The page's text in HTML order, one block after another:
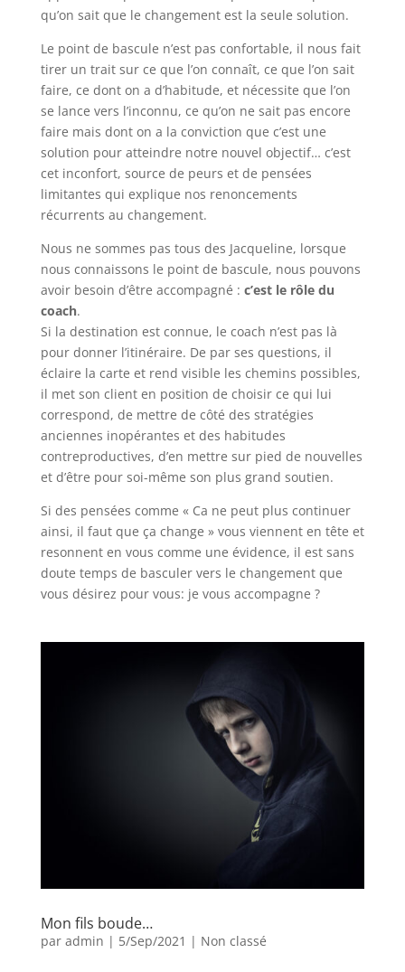
qu’on sait que le changement est la seule solution.
Le point de bascule n’est pas confortable, il nous fait
tirer un trait sur ce que l’on connaît, ce que l’on sait
faire, ce dont on a d’habitude, et nécessite que l’on
se lance vers l’inconnu, ce qu’on ne sait pas encore
faire mais dont on a la conviction que c’est une
solution pour atteindre notre nouvel objectif… c’est
cet inconfort, source de peurs et de pensées
limitantes qui explique nos renoncements
récurrents au changement.
Nous ne sommes pas tous des Jacqueline, lorsque
nous connaissons le point de bascule, nous pouvons
avoir besoin d’être accompagné : c’est le rôle du
coach.
Si la destination est connue, le coach n’est pas là
pour donner l’itinéraire. De par ses questions, il
éclaire la carte et rend visible les chemins possibles,
il met son client en position de choisir ce qui lui
correspond, de mettre de côté des stratégies
anciennes inopérantes et des habitudes
contreproductives, d’en mettre sur pied de nouvelles
et d’être pour soi-même son plus grand soutien.
Si des pensées comme « Ca ne peut plus continuer
ainsi, il faut que ça change » vous viennent en tête et
resonnent en vous comme une évidence, il est sans
doute temps de basculer vers le changement que
vous désirez pour vous: je vous accompagne ?
Mon fils boude…
par admin | 5/Sep/2021 | Non classé